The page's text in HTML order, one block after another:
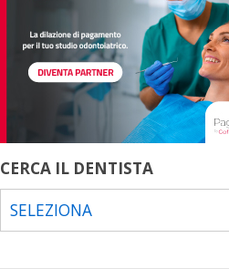
CERCA IL DENTISTA
SELEZIONA